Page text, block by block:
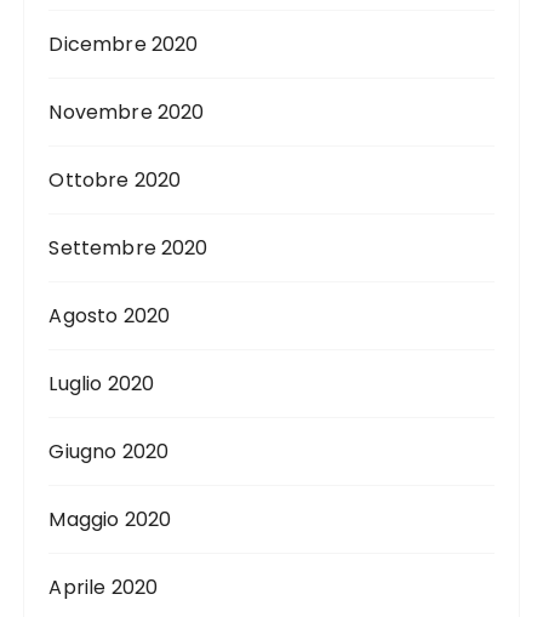
Dicembre 2020
Novembre 2020
Ottobre 2020
Settembre 2020
Agosto 2020
Luglio 2020
Giugno 2020
Maggio 2020
Aprile 2020